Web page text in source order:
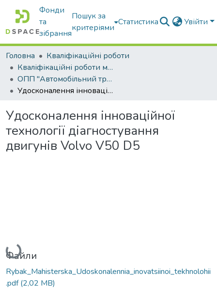
Фонди
та
зібрання
Пошук за
критеріями
Статистика Увійти
Головна
Кваліфікаційні роботи
Кваліфікаційні роботи магістрів
ОПП "Автомобільний транспорт"
Удосконалення інноваційної технології діагностування двигунів Volvo V50 D5
Удосконалення інноваційної
технології діагностування
двигунів Volvo V50 D5
Вантажиться...
Файли
Rybak_Mahisterska_Udoskonalennia_inovatsiinoi_tekhnolohii
.pdf(2,02 MB)